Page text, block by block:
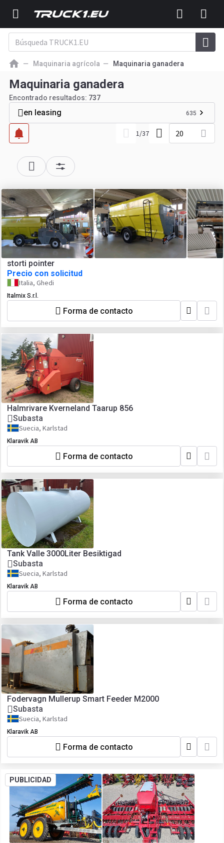
Maquinaria agrícola Maquinaria ganadera
Maquinaria ganadera
Encontrado resultados: 737
en leasing 635
1/37 20
storti pointer
Precio con solicitud
Italia, Ghedi
Italmix S.r.l.
Forma de contacto
Halmrivare Kverneland Taarup 856
Subasta
Suecia, Karlstad
Klaravik AB
Forma de contacto
Tank Valle 3000Liter Besiktigad
Subasta
Suecia, Karlstad
Klaravik AB
Forma de contacto
Fodervagn Mullerup Smart Feeder M2000
Subasta
Suecia, Karlstad
Klaravik AB
Forma de contacto
PUBLICIDAD